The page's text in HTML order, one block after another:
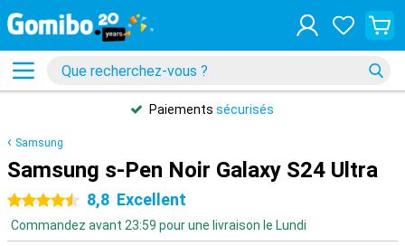
Paiements sécurisés
Samsung
Samsung s-Pen Noir Galaxy S24 Ultra
4.5 étoiles
8,8 Excellent
Commandez avant 23:59 pour une livraison le Lundi